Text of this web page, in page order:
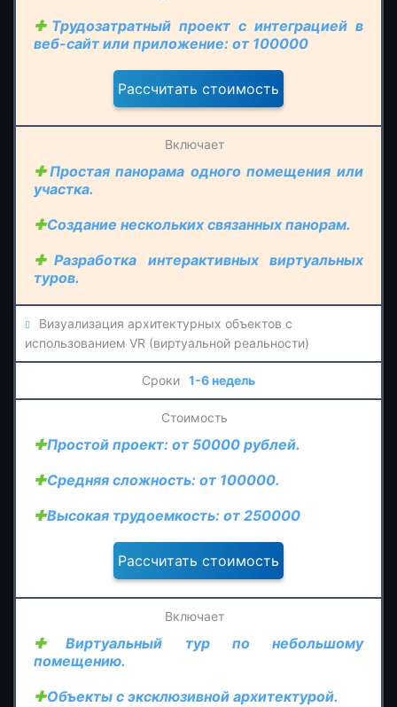
Трудозатратный проект с интеграцией в
веб-сайт или приложение: от 100000
Простая панорама одного помещения или
участка.
Создание нескольких связанных панорам.
Разработка интерактивных виртуальных
туров.
Визуализация архитектурных объектов с
использованием VR (виртуальной реальности)
1-6 недель
Простой проект: от 50000 рублей.
Средняя сложность: от 100000.
Высокая трудоемкость: от 250000
Виртуальный тур по небольшому
помещению.
Объекты с эксклюзивной архитектурой.